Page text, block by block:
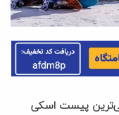
پیست اسکی